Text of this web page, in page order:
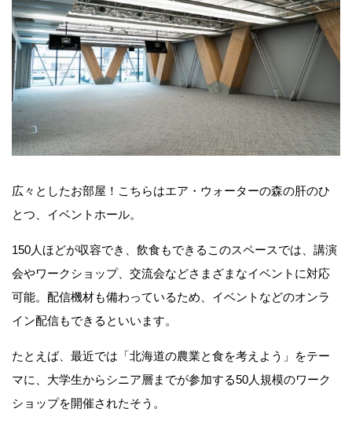
広々としたお部屋！こちらはエア・ウォーターの森の肝のひ
とつ、イベントホール。
150人ほどが収容でき、飲食もできるこのスペースでは、講演
会やワークショップ、交流会などさまざまなイベントに対応
可能。配信機材も備わっているため、イベントなどのオンラ
イン配信もできるといいます。
たとえば、最近では「北海道の農業と食を考えよう」をテー
マに、大学生からシニア層までが参加する50人規模のワーク
ショップを開催されたそう。